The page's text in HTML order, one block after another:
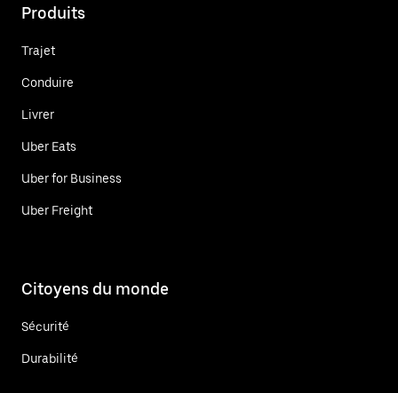
Produits
Trajet
Conduire
Livrer
Uber Eats
Uber for Business
Uber Freight
Citoyens du monde
Sécurité
Durabilité